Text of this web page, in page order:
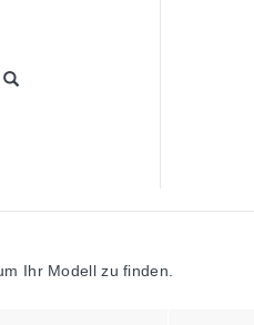
Ihr Modell zu finden.